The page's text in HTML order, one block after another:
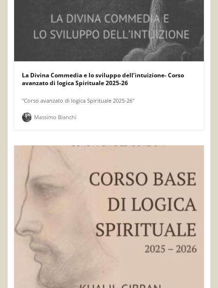
La Divina Commedia e lo sviluppo dell’intuizione- Corso
avanzato di logica Spirituale 2025-26
"Corso avanzato di logica Spirituale 2025-26"
Massimo Bianchi